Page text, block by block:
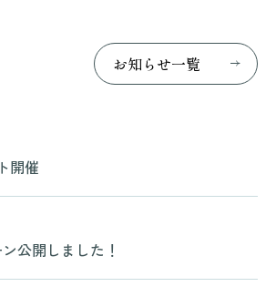
お知らせ一覧
開催
公開しました！